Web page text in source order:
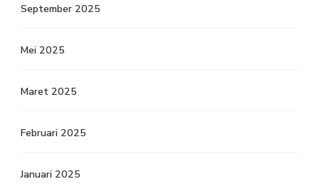
September 2025
Mei 2025
Maret 2025
Februari 2025
Januari 2025